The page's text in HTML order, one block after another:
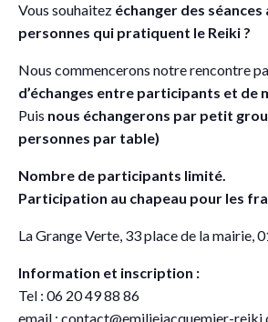
Vous souhaitez échanger des séances
personnes qui pratiquent le Reiki ?
Nous commencerons notre rencontre
d’échanges entre participants et de
Puis nous échangerons par petit
personnes par table)
Nombre de participants limité.
Participation au chapeau pour les
La Grange Verte, 33 place de la mairie,
Information et inscription :
Tel : 06 20 49 88 86
email : contact@emiliejacquemier-